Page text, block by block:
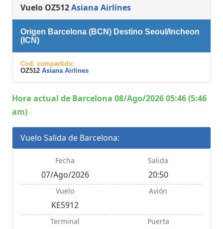
Vuelo OZ512Asiana Airlines
Origen Barcelona (BCN) Destino Seoul/Incheon
(ICN)
Cod. compartido:
OZ512 Asiana Airlines
Hora actual de Barcelona 08/Ago/2026 05:46 (5:46
am)
Vuelo Salida de Barcelona:
Fecha
07/Ago/2026
Salida
20:50
Vuelo
KE5912
Avión
Terminal Puerta